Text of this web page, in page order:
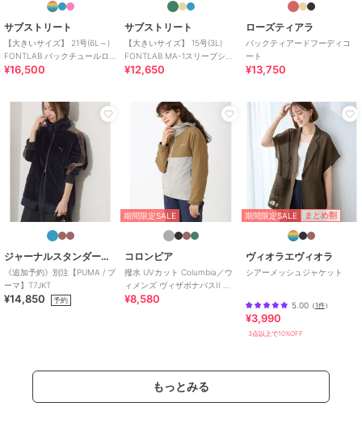
サイズ 9号(M),15号(3L)
素材
アクリル45% 綿40% ナイロン15%
商品のお取り扱い方法
お手入れ
特徴
アウター・ジャケット・コート
ナイロン/綿・コットン素材
ロング・マキシ丈
大きいサイズあり
ロング・マキシ丈
ジュアル
その他アウター・ジャケット
ナイロン / 綿・コットン素材/
無地 /ロング・マキシ丈
LL･13
号以上あり / 大きいサイズあり
洗える
/カ
サブストリート
【大きいサイズ】 21号(6L～)
FONTLAB バックチュールロ
ングMA-1
¥16,500
サブストリート
【大きいサイズ】 15号(3L)
FONTLAB MA-1スリーブショ
ートコート
¥12,650
ローズティアラ
バックティアードフーディコ
ート
¥13,750
ジャーナルスタンダード レリューム
《追加予約》別注【PUMA / プ
ーマ】T7JKT
¥14,850 予約
期間限定SALE
コロンビア
撥水 UVカット Columbia／ウ
ィメンズ ヴィザボナパスII ジ
ャケット／コロンビア
¥8,580
期間限定SALE まとめ割
ヴィオラエヴィオラ
シアーメッシュジャケット
5.00（1件）
¥3,990
3点以上で10%OFF
もっとみる